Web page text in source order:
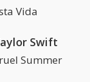
Vida
Swift
Summer